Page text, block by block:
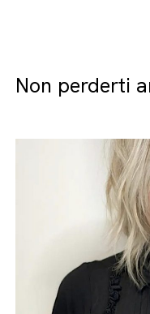
Non perderti